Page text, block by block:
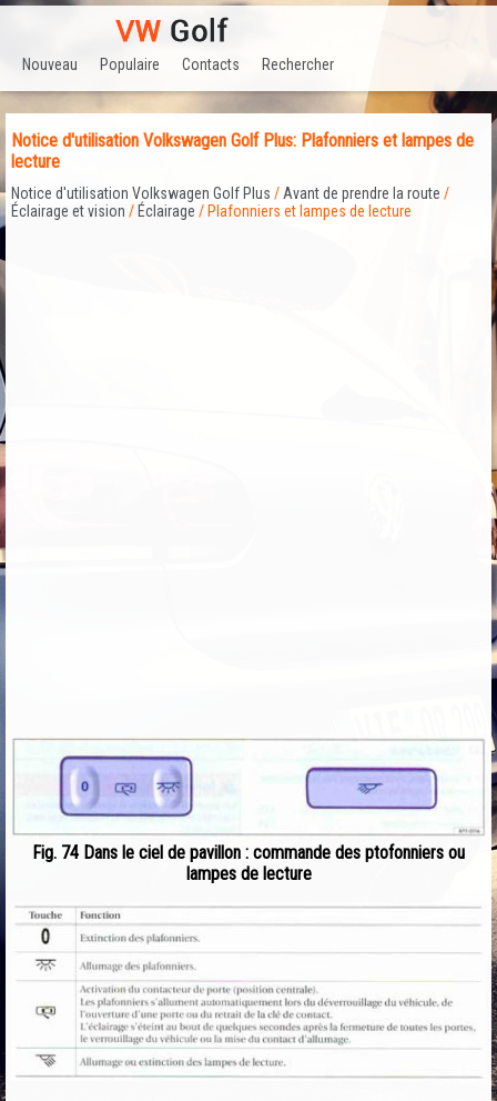
Nouveau Populaire Contacts Rechercher
Notice d'utilisation Volkswagen Golf Plus: Plafonniers et lampes de
lecture
Notice d'utilisation Volkswagen Golf Plus /Avant de prendre la route /
Éclairage et vision / Éclairage / Plafonniers et lampes de lecture
Fig. 74 Dans le ciel de pavillon : commande des ptofonniers ou
lampes de lecture